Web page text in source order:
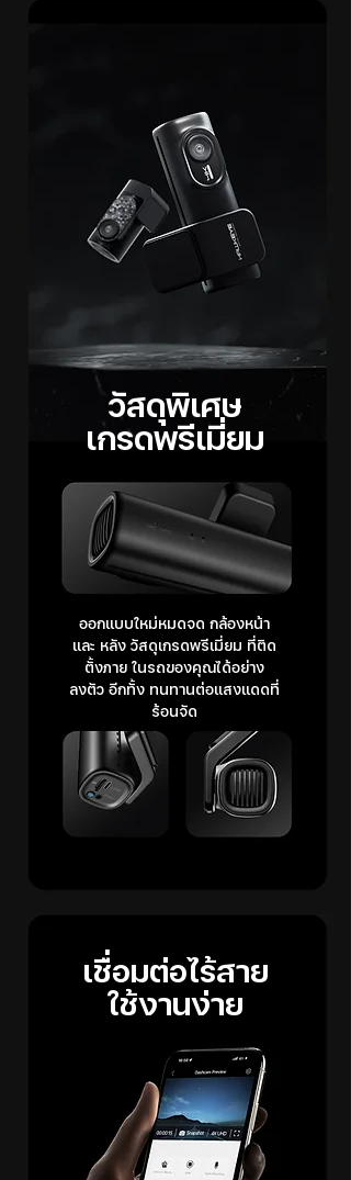
วัสดุพิเศษ
เกรดพรีเมี่ยม
ออกแบบใหม่หมดจด กล้องหน้า
และ หลัง วัสดุเกรดพรีเมี่ยม ที่ติด
ตั้งภาย ในรถของคุณได้อย่าง
ลงตัว อีกทั้ง ทนทานต่อแสงแดดที่
ร้อนจัด
เชื่อมต่อไร้สาย
ใช้งานง่าย